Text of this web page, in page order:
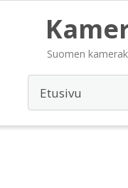
Suomen